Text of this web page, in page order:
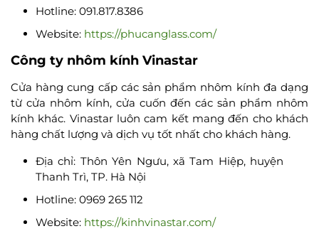
Hotline: 091.817.8386
Website: https://phucanglass.com/
Công ty nhôm kính Vinastar
Cửa hàng cung cấp các sản phẩm nhôm kính đa dạng
từ cửa nhôm kính, cửa cuốn đến các sản phẩm nhôm
kính khác. Vinastar luôn cam kết mang đến cho khách
hàng chất lượng và dịch vụ tốt nhất cho khách hàng.
Địa chỉ: Thôn Yên Ngưu, xã Tam Hiệp, huyện
Thanh Trì, TP. Hà Nội
Hotline: 0969 265 112
Website: https://kinhvinastar.com/